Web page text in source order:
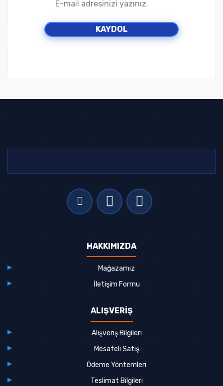
KAYDOL
HAKKIMIZDA
Mağazamız
İletişim Formu
ALIŞVERİŞ
Alışveriş Bilgileri
Mesafeli Satış
Ödeme Yöntemleri
Teslimat Bilgileri